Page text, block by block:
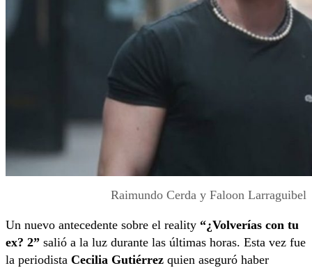
Raimundo Cerda y Faloon Larraguibel
Un nuevo antecedente sobre el reality “¿Volverías con tu
ex? 2” salió a la luz durante las últimas horas. Esta vez fue
la periodista Cecilia Gutiérrez quien aseguró haber